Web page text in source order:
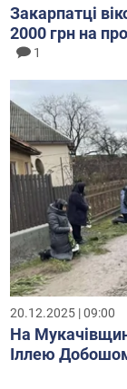
Закарпатці
2000 грн на
1
20.12.2025 | 09:00
На
Іллею